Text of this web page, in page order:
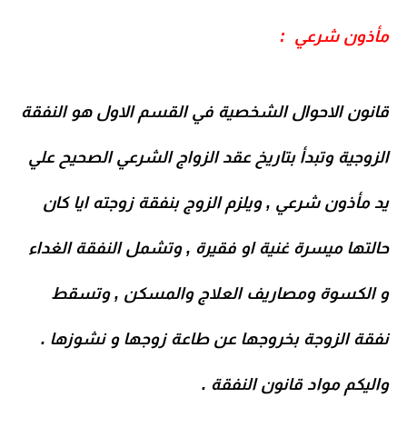
مأذون شرعي :
قانون الاحوال الشخصية في القسم الاول هو النفقة
الزوجية وتبدأ بتاريخ عقد الزواج الشرعي الصحيح علي
يد مأذون شرعي , ويلزم الزوج بنفقة زوجته ايا كان
حالتها ميسرة غنية او فقيرة , وتشمل النفقة الغداء
و الكسوة ومصاريف العلاج والمسكن , وتسقط
نفقة الزوجة بخروجها عن طاعة زوجها و نشوزها .
واليكم مواد قانون النفقة .